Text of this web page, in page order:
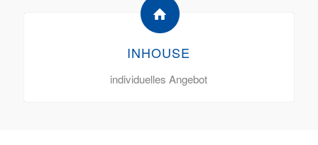
INHOUSE
individuelles Angebot